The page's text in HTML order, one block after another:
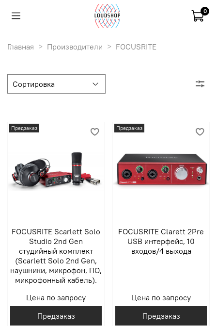
0
Главная Производители FOCUSRITE
Предзаказ
FOCUSRITE Scarlett Solo
Studio 2nd Gen
студийный комплект
(Scarlett Solo 2nd Gen,
наушники, микрофон, ПО,
микрофонный кабель).
Цена по запросу
Предзаказ
Предзаказ
FOCUSRITE Clarett 2Pre
USB интерфейс, 10
входов/4 выхода
Цена по запросу
Предзаказ